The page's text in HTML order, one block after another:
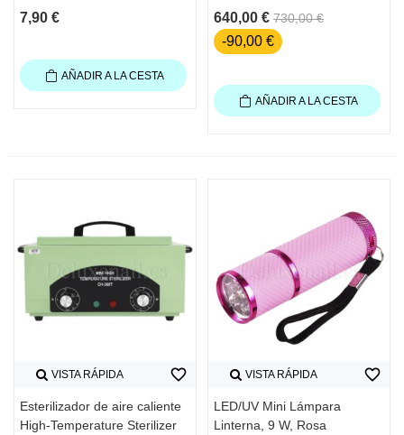
7,90 €
AÑADIR A LA CESTA
640,00 € 730,00 €
-90,00 €
AÑADIR A LA CESTA
VISTA RÁPIDA
Esterilizador de aire caliente
High-Temperature Sterilizer
favorite_border VISTA RÁPIDA
LED/UV Mini Lámpara
Linterna, 9 W, Rosa
favorite_border